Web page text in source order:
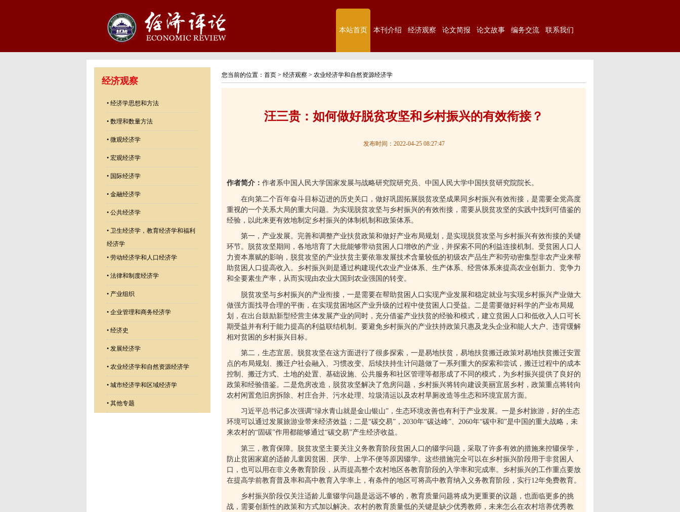
本站首页 本刊介绍 经济观察 论文简报 论文故事 编务交流 联系我们
经济观察
• 经济学思想和方法
• 数理和数量方法
• 微观经济学
• 宏观经济学
• 国际经济学
• 金融经济学
• 公共经济学
• 卫生经济学，教育经济学和福利
经济学
• 劳动经济学和人口经济学
• 法律和制度经济学
• 产业组织
• 企业管理和商务经济学
• 经济史
• 发展经济学
• 农业经济学和自然资源经济学
• 城市经济学和区域经济学
• 其他专题
您当前的位置： 首页 > 经济观察 > 农业经济学和自然资源经济学
汪三贵：如何做好脱贫攻坚和乡村振兴的有效衔接？
发布时间：2022-04-25 08:27:47
作者简介： 作者系中国人民大学国家发展与战略研究院研究员、中国人民大学中国扶贫研究院院长。
在向第二个百年奋斗目标迈进的历史关口，做好巩固拓展脱贫攻坚成果同乡村振兴有效衔接，是需要全党高度
重视的一个关系大局的重大问题。为实现脱贫攻坚与乡村振兴的有效衔接，需要从脱贫攻坚的实践中找到可借鉴的
经验，以此来更有效地制定乡村振兴的体制机制和政策体系。
第一，产业发展。完善和调整产业扶贫政策和做好产业布局规划，是实现脱贫攻坚与乡村振兴有效衔接的关键
环节。脱贫攻坚期间，各地培育了大批能够带动贫困人口增收的产业，并探索不同的利益连接机制。受贫困人口人
力资本禀赋的影响，脱贫攻坚的产业扶贫主要依靠发展技术含量较低的初级农产品生产和劳动密集型非农产业来帮
助贫困人口提高收入。乡村振兴则是通过构建现代农业产业体系、生产体系、经营体系来提高农业创新力、竞争力
和全要素生产率，从而实现由农业大国到农业强国的转变。
脱贫攻坚与乡村振兴的产业衔接，一是需要在帮助贫困人口实现产业发展和稳定就业与实现乡村振兴产业做大
做强方面找寻合理的平衡，在实现贫困地区产业升级的过程中使贫困人口受益。二是需要做好科学的产业布局规
划，在出台鼓励新型经营主体发展产业的同时，充分借鉴产业扶贫的经验和模式，建立贫困人口和低收入人口可长
期受益并有利于能力提高的利益联结机制。要避免乡村振兴的产业扶持政策只惠及龙头企业和能人大户、违背缓解
相对贫困的乡村振兴目标。
第二，生态宜居。脱贫攻坚在这方面进行了很多探索，一是易地扶贫，易地扶贫搬迁政策对易地扶贫搬迁安置
点的布局规划、搬迁户社会融入、习惯改变、后续扶持生计问题做了一系列重大的探索和尝试，搬迁过程中的成本
控制、搬迁方式、土地的处置、基础设施、公共服务和社区管理等都形成了不同的模式，为乡村振兴提供了良好的
政策和经验借鉴。二是危房改造，脱贫攻坚解决了危房问题，乡村振兴将转向建设美丽宜居乡村，政策重点将转向
农村闲置危旧房拆除、村庄合并、污水处理、垃圾清运以及农村旱厕改造等生态和环境宜居方面。
习近平总书记多次强调“绿水青山就是金山银山” ，生态环境改善也有利于产业发展。一是乡村旅游，好的生态
环境可以通过发展旅游业带来经济效益；二是“碳交易” ， 2030年“碳达峰”、 2060年“碳中和”是中国的重大战略，未
来农村的“固碳”作用都能够通过“碳交易”产生经济收益。
第三，教育保障。脱贫攻坚主要关注义务教育阶段贫困人口的辍学问题，采取了许多有效的措施来控辍保学，
防止贫困家庭的适龄儿童因贫困、厌学、上学不便等原因辍学。这些措施完全可以在乡村振兴阶段用于非贫困人
口，也可以用在非义务教育阶段，从而提高整个农村地区各教育阶段的入学率和完成率。乡村振兴的工作重点要放
在提高学前教育普及率和高中教育入学率上，有条件的地区可将高中教育纳入义务教育阶段，实行12年免费教育。
乡村振兴阶段仅关注适龄儿童辍学问题是远远不够的，教育质量问题将成为更重要的议题，也面临更多的挑
战，需要创新性的政策和方式加以解决。农村的教育质量低的关键是缺少优秀教师，未来怎么在农村培养优秀教